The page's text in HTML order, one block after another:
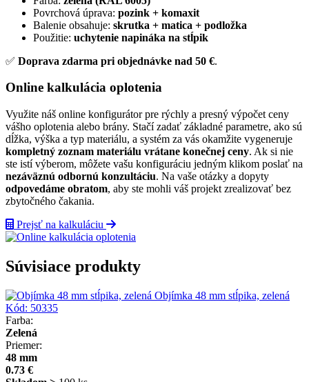
Povrchová úprava: pozink + komaxit
Balenie obsahuje: skrutka + matica + podložka
Použitie: uchytenie napináka na stĺpik
✅ Doprava zdarma pri objednávke nad 50 €.
Online kalkulácia oplotenia
Využite náš online konfigurátor pre rýchly a presný výpočet ceny
vášho oplotenia alebo brány. Stačí zadať základné parametre, ako sú
dĺžka, výška a typ materiálu, a systém za vás okamžite vygeneruje
kompletný zoznam materiálu vrátane konečnej ceny. Ak si nie
ste istí výberom, môžete vašu konfiguráciu jedným klikom poslať na
nezáväznú odbornú konzultáciu. Na vaše otázky a dopyty
odpovedáme obratom, aby ste mohli váš projekt zrealizovať bez
zbytočného čakania.
Prejsť na kalkuláciu
Súvisiace produkty
Objímka 48 mm stĺpika, zelená
Kód: 50335
Farba:
Zelená
Priemer:
48 mm
0.73 €